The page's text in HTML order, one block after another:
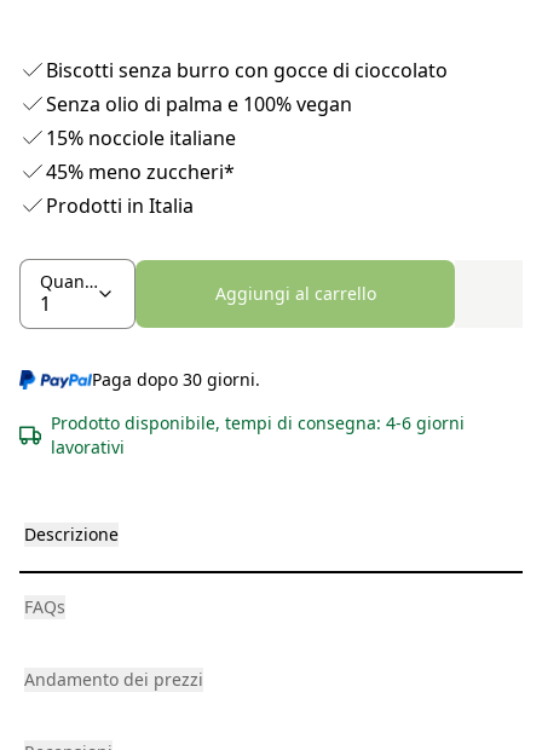
Biscotti senza burro con gocce di cioccolato
Senza olio di palma e 100% vegan
15% nocciole italiane
45% meno zuccheri*
Prodotti in Italia
Quantità
Aggiungi al carrello
Paga dopo 30 giorni.
Prodotto disponibile, tempi di consegna: 4-6 giorni
lavorativi
Descrizione
FAQs
Andamento dei prezzi